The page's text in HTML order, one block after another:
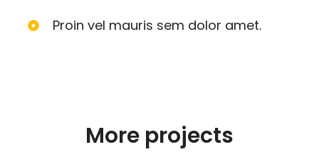
Proin vel mauris sem dolor amet.
More projects